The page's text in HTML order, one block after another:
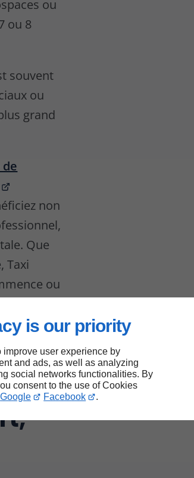
is our priority
improve user experience by
and ads, as well as analyzing
social networks functionalities. By
consent to the use of Cookies
Google Facebook .
ou
ou 8
souvent
ou
grand
non
Que
Taxi
ou